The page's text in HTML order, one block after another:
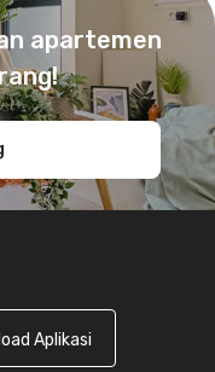
apartemen
Aplikasi